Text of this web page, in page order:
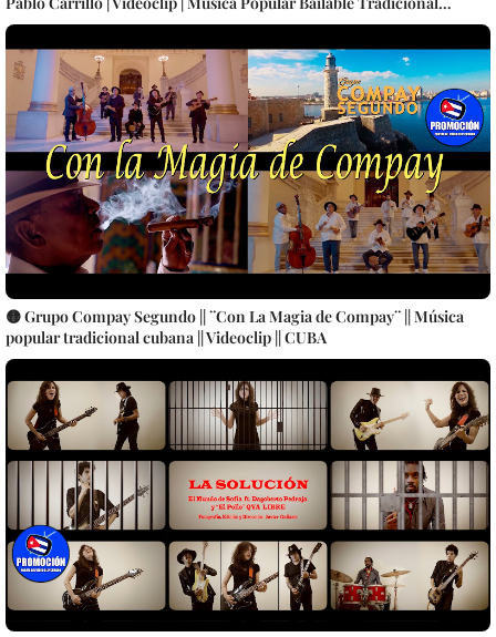
Cubana | Son Montuno | Punto Guajiro | Artistas Cubanos | Canción |
CUBA
🟡 Grupo Compay Segundo || ¨Con La Magia de Compay¨ || Música
popular tradicional cubana || Videoclip || CUBA